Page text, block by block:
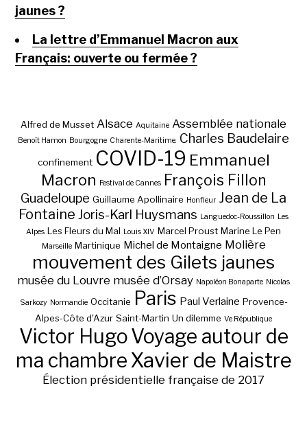
jaunes ?
La lettre d’Emmanuel Macron aux
Français: ouverte ou fermée ?
Alfred de Musset Alsace Aquitaine Assemblée nationale
Benoît Hamon Bourgogne Charente-Maritime. Charles Baudelaire
confinement COVID-19 Emmanuel
Macron Festival de Cannes François Fillon
Guadeloupe Guillaume Apollinaire Honfleur Jean de La
Fontaine Joris-Karl Huysmans Languedoc-Roussillon Les
Alpes Les Fleurs du Mal Louis XIV Marcel Proust Marine Le Pen
Marseille Martinique Michel de Montaigne Molière
mouvement des Gilets jaunes
musée du Louvre musée d’Orsay Napoléon Bonaparte Nicolas
Sarkozy Normandie Occitanie Paris Paul Verlaine Provence-
Alpes-Côte d'Azur Saint-Martin Un dilemme Ve République
Victor HugoVoyage autour de
ma chambre Xavier de Maistre
Élection présidentielle française de 2017